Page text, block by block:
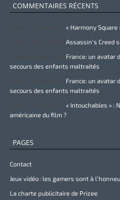
COMMENTAIRES RÉCENTS
« Harmony
Assassin’s Creed
France: un avatar
secours des enfants maltraités
France: un avatar
secours des enfants maltraités
« Intouchables » :
américaine du film ?
PAGES
Contact
Jeux vidéo : les gamers sont à
La charte publicitaire de Prizee